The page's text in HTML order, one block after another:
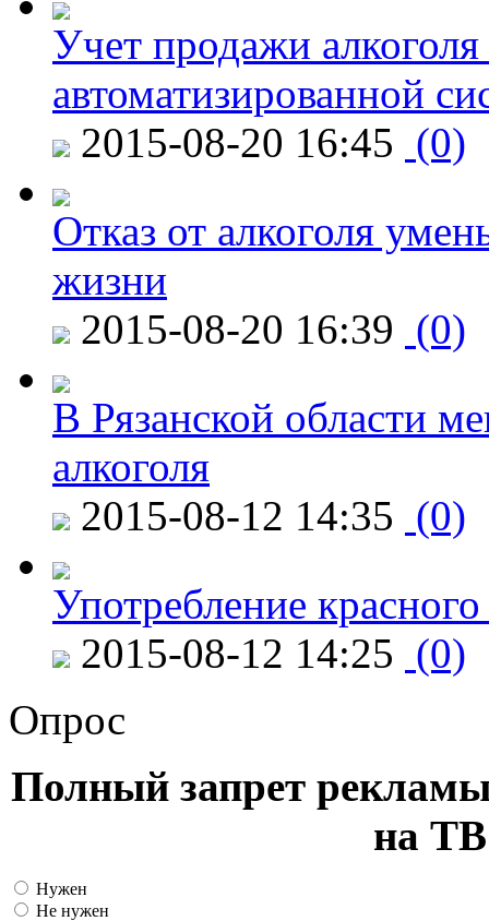
Учет продажи
автоматизированной
2015-08-20 16:45 (0)
Отказ от алкоголя
жизни
2015-08-20 16:39 (0)
В Рязанской области
алкоголя
2015-08-12 14:35 (0)
Употребление
2015-08-12 14:25 (0)
Опрос
Полный запрет
на ТВ
Нужен
Не нужен